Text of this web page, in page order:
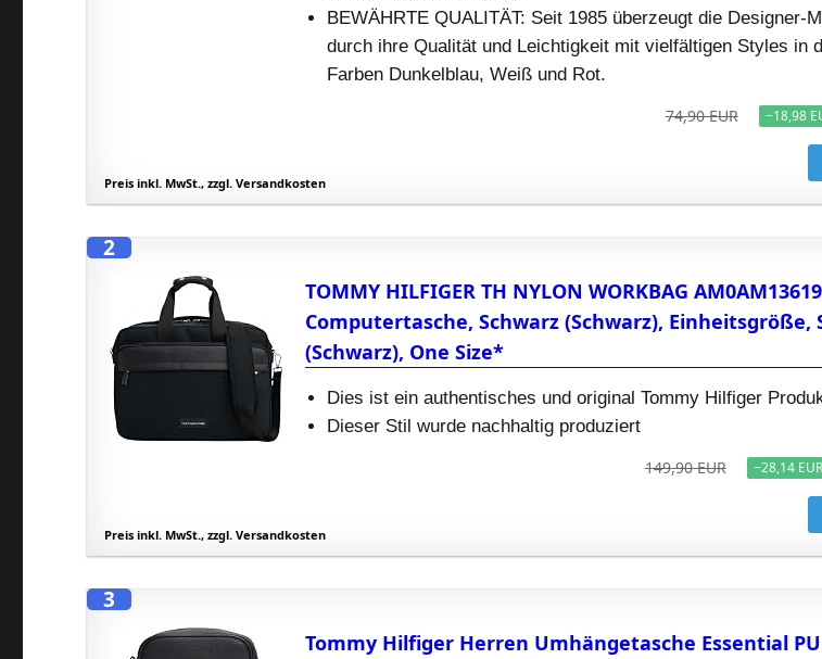
BEWÄHRTE QUALITÄT: Seit 1985 überzeugt die Designer-
durch ihre Qualität und Leichtigkeit mit vielfältigen Styles in
Farben Dunkelblau, Weiß und Rot.
74,90 EUR −18,98
Preis inkl. MwSt., zzgl. Versandkosten
2
TOMMY HILFIGER TH NYLON WORKBAG
Computertasche, Schwarz (Schwarz), Einheitsgröße,
(Schwarz), One Size*
Dies ist ein authentisches und original Tommy Hilfiger
Dieser Stil wurde nachhaltig produziert
149,90 EUR −28,14 EUR
Preis inkl. MwSt., zzgl. Versandkosten
3
Tommy Hilfiger Herren Umhängetasche Essential